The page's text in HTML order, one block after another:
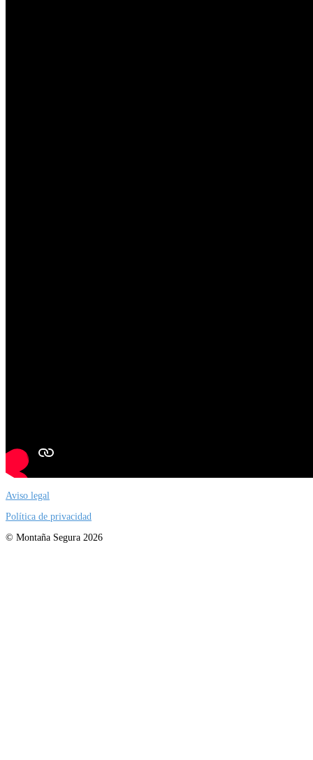
Aviso legal
Política de privacidad
© Montaña Segura 2026